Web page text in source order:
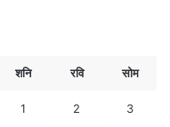
शनि रवि सोम
1 2 3